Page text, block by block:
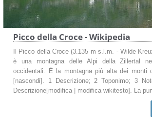
Picco della Croce - Wikipedia
Il Picco della Croce (3.135 m s.l.m. - Wilde
è una montagna delle Alpi della Zillertal
occidentali. È la montagna più alta dei monti
[nascondi]. 1 Descrizione; 2 Toponimo; 3
Descrizione[modifica | modifica wikitesto]. La